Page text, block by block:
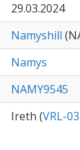
29.03.2024
Namyshill
Namys
NAMY9545
Ireth (VRL-